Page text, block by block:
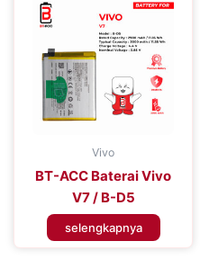
Vivo
BT-ACC Baterai Vivo
V7 / B-D5
selengkapnya